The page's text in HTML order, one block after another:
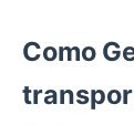
Como